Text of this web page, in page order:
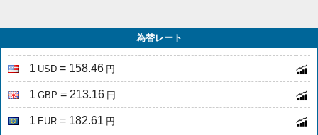
為替レート
1 USD = 158.46 円
1 GBP = 213.16 円
1 EUR = 182.61 円